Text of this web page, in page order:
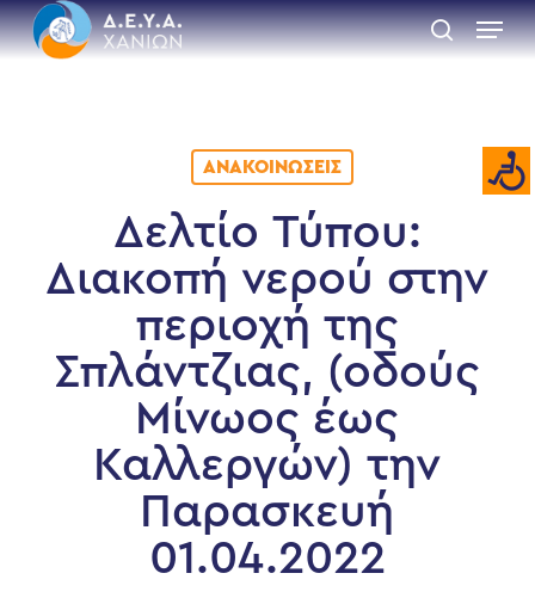
Skip
to
main
search
Menu
ΑΝΑΚΟΙΝΏΣΕΙΣ
Δελτίο Τύπου:
Διακοπή νερού στην
περιοχή της
Σπλάντζιας, (οδούς
Μίνωος έως
Καλλεργών) την
Παρασκευή
01.04.2022